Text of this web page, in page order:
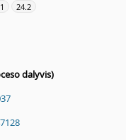
24.2
dalyvis)